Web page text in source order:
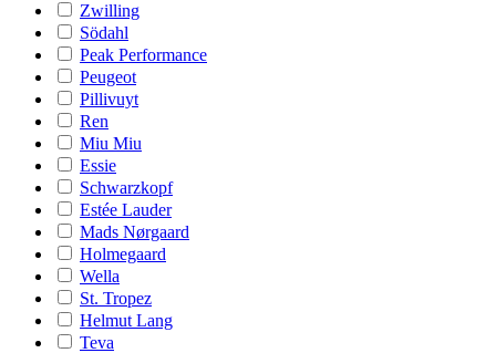
Zwilling
Södahl
Peak Performance
Peugeot
Pillivuyt
Ren
Miu Miu
Essie
Schwarzkopf
Estée Lauder
Mads Nørgaard
Holmegaard
Wella
St. Tropez
Helmut Lang
Teva